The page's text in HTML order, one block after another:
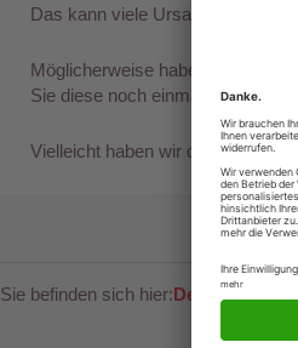
Das kann viele Ursachen haben.
Möglicherweise haben Sie eine
Sie diese noch einmal.
Vielleicht haben wir die
Sie befinden sich hier:Deutscher